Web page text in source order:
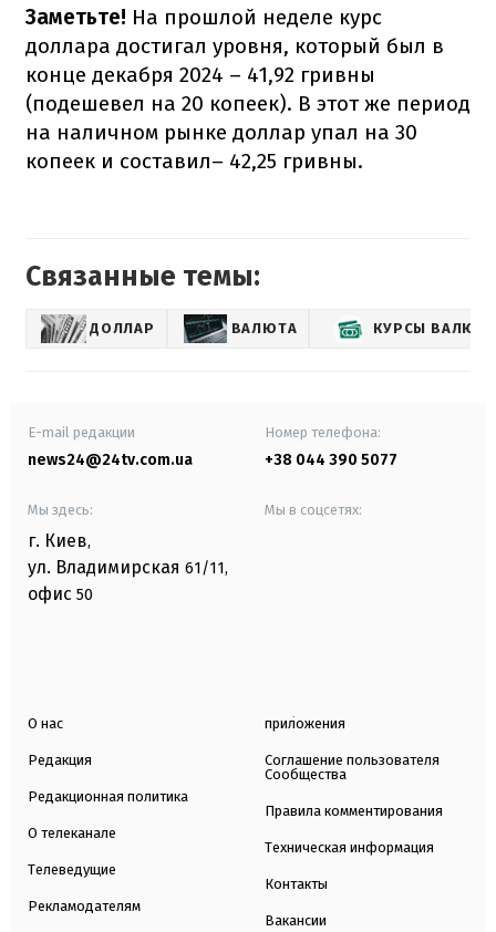
Заметьте! На прошлой неделе курс
доллара достигал уровня, который был в
конце декабря 2024 – 41,92 гривны
(подешевел на 20 копеек). В этот же период
на наличном рынке доллар упал на 30
копеек и составил– 42,25 гривны.
Связанные темы:
ДОЛЛАР ВАЛЮТА КУРСЫ ВАЛЮТ
E-mail редакции
news24@24tv.com.ua
Номер телефона:
+38 044 390 5077
Мы здесь:
г. Киев,
ул. Владимирская 61/11,
офис 50
Мы в соцсетях:
О нас
Редакция
Редакционная политика
О телеканале
Телеведущие
Рекламодателям
приложения
Соглашение пользователя
Сообщества
Правила комментирования
Техническая информация
Контакты
Вакансии